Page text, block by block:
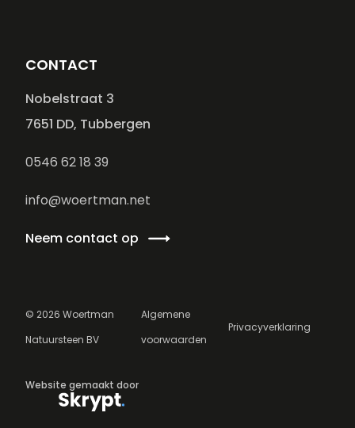
CONTACT
Nobelstraat 3
7651 DD, Tubbergen
0546 62 18 39
info@woertman.net
Neem contact op
© 2026 Woertman
Natuursteen BV
Algemene
voorwaarden
Privacyverklaring
Website gemaakt door